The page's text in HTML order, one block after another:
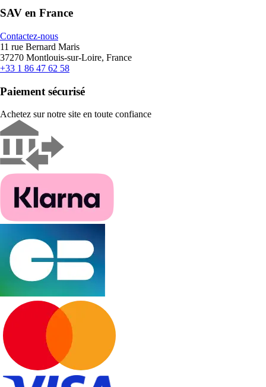
SAV en France
Contactez-nous
11 rue Bernard Maris
37270 Montlouis-sur-Loire, France
+33 1 86 47 62 58
Paiement sécurisé
Achetez sur notre site en toute confiance